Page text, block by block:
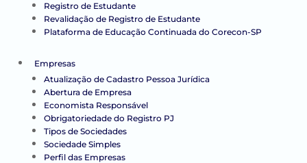
Registro de Estudante
Revalidação de Registro de Estudante
Plataforma de Educação Continuada do Corecon-SP
Empresas
Atualização de Cadastro Pessoa Jurídica
Abertura de Empresa
Economista Responsável
Obrigatoriedade do Registro PJ
Tipos de Sociedades
Sociedade Simples
Perfil das Empresas